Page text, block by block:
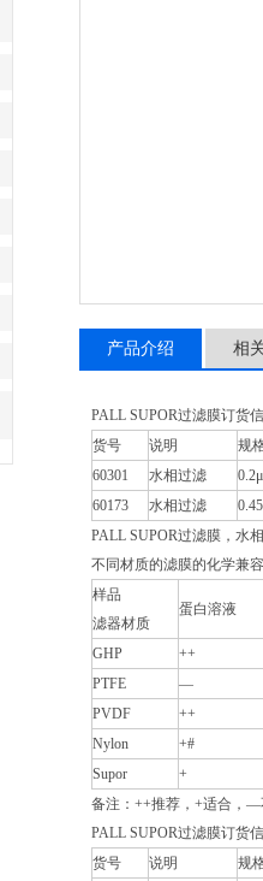
产品介绍 相
PALL SUPOR过滤膜订货
货号
说明
规
60301
水相过滤
60173
水相过滤
PALL SUPOR过滤膜，水
不同材质的滤膜的化学兼
样品
滤器材质
蛋白溶液
GHP
++
PTFE
—
PVDF
++
Nylon
+#
Supor
+
备注：++推荐，+适合
PALL SUPOR过滤膜订货
货号
说明
规